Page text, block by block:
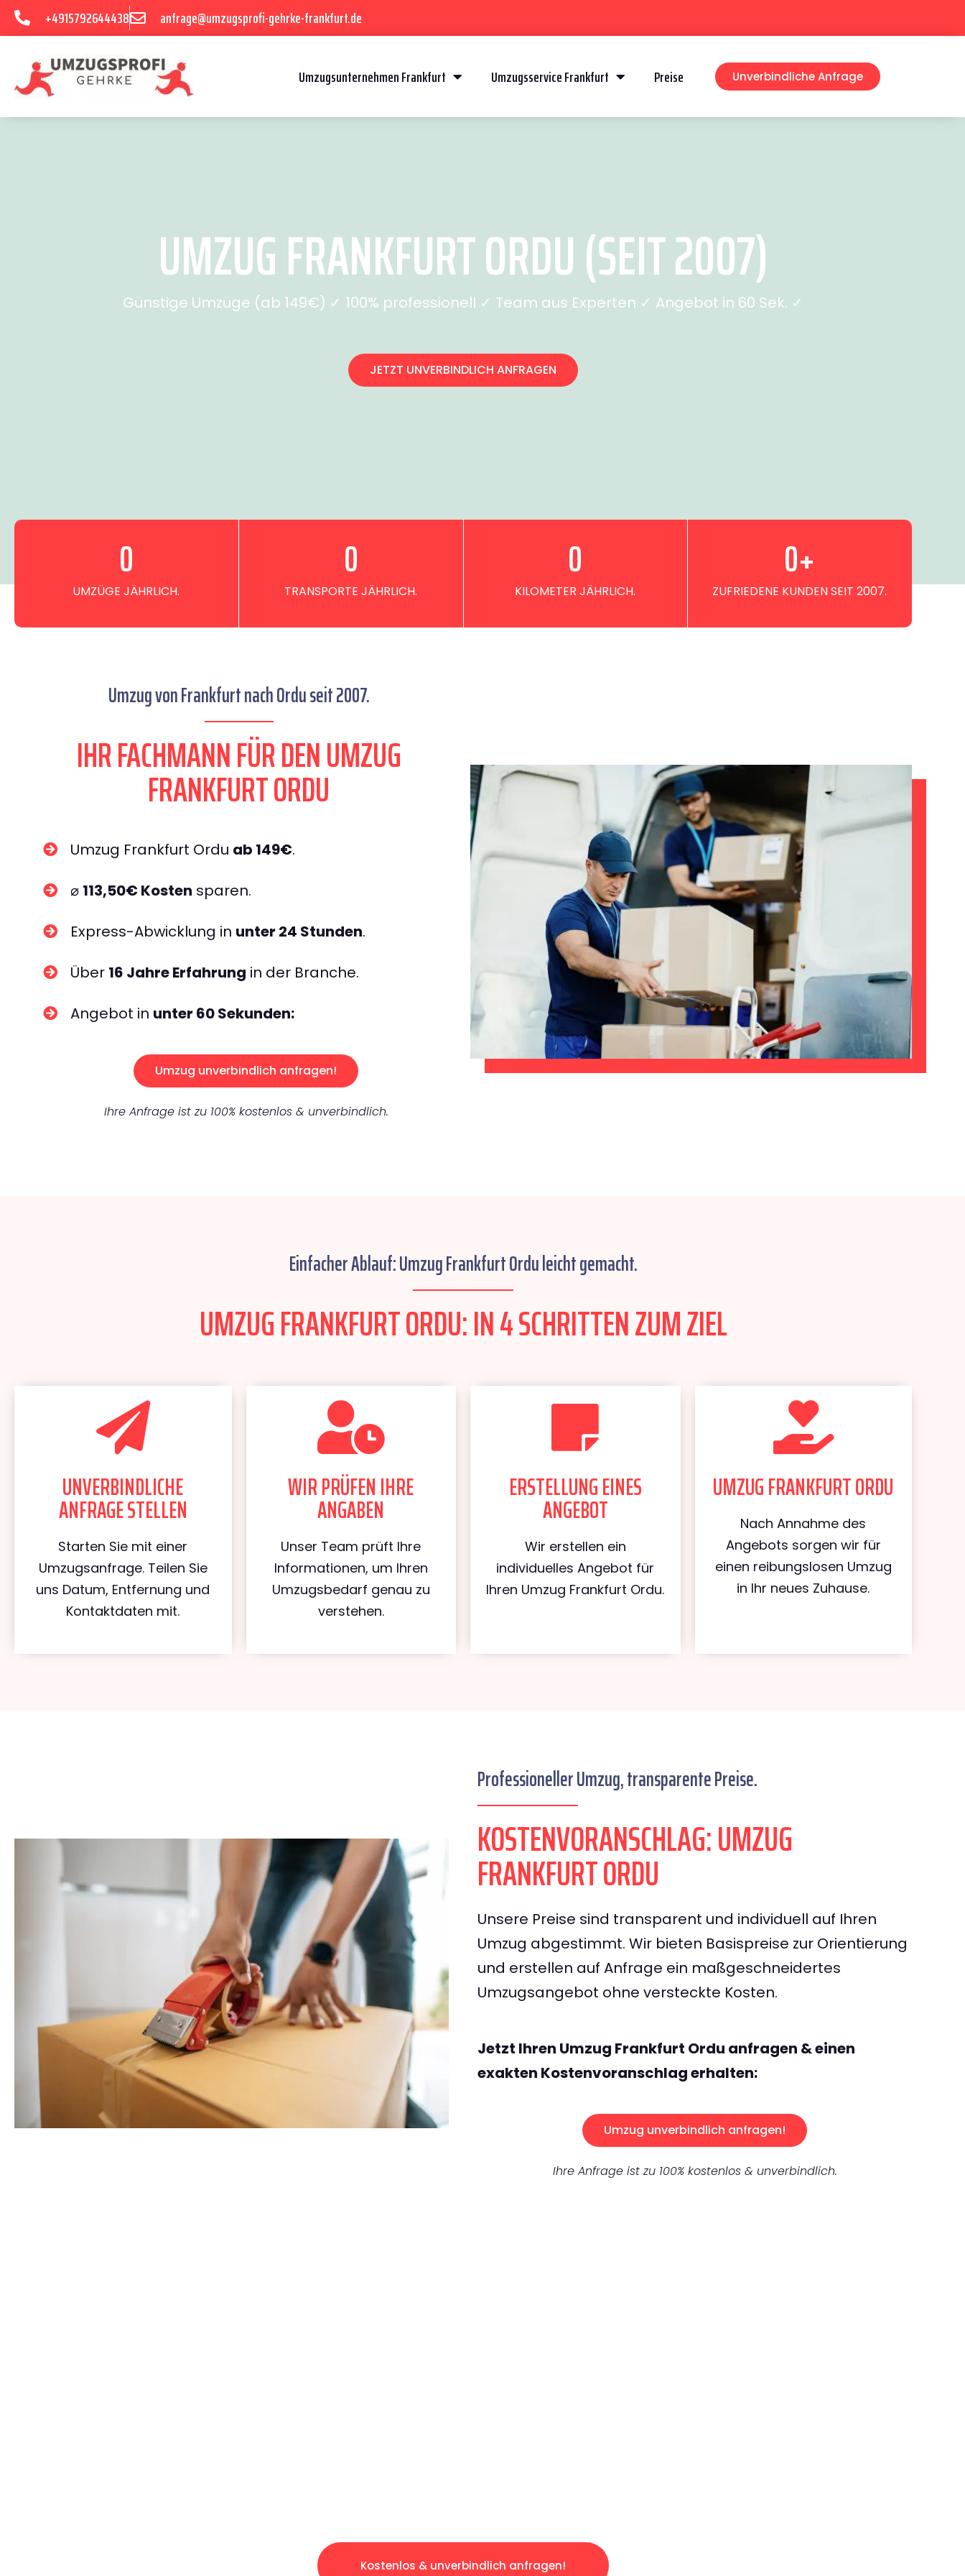
+4915792644438 anfrage@umzugsprofi-gehrke-frankfurt.de
Umzugsunternehmen Frankfurt Umzugsservice Frankfurt Preise Unverbindliche Anfrage
UMZUG FRANKFURT ORDU (SEIT 2007)
Günstige Umzüge (ab 149€) ✓ 100% professionell ✓ Team aus Experten ✓ Angebot in 60 Sek. ✓
JETZT UNVERBINDLICH ANFRAGEN
UMZÜGE JÄHRLICH.
0
TRANSPORTE JÄHRLICH.
0
KILOMETER JÄHRLICH.
0
ZUFRIEDENE KUNDEN SEIT 2007.
0+
Umzug von Frankfurt nach Ordu seit 2007.
IHR FACHMANN FÜR DEN UMZUG
FRANKFURT ORDU
Umzug Frankfurt Ordu ab 149€.
⌀ 113,50€ Kosten sparen.
Express-Abwicklung in unter 24 Stunden.
Über 16 Jahre Erfahrung in der Branche.
Angebot in unter 60 Sekunden:
Umzug unverbindlich anfragen!
Ihre Anfrage ist zu 100% kostenlos & unverbindlich.
Einfacher Ablauf: Umzug Frankfurt Ordu leicht gemacht.
UMZUG FRANKFURT ORDU: IN 4 SCHRITTEN ZUM ZIEL
UNVERBINDLICHE
ANFRAGE STELLEN
Starten Sie mit einer
Umzugsanfrage. Teilen Sie
uns Datum, Entfernung und
Kontaktdaten mit.
WIR PRÜFEN IHRE
ANGABEN
Unser Team prüft Ihre
Informationen, um Ihren
Umzugsbedarf genau zu
verstehen.
ERSTELLUNG EINES
ANGEBOT
Wir erstellen ein
individuelles Angebot für
Ihren Umzug Frankfurt Ordu.
UMZUG FRANKFURT ORDU
Nach Annahme des
Angebots sorgen wir für
einen reibungslosen Umzug
in Ihr neues Zuhause.
Professioneller Umzug, transparente Preise.
KOSTENVORANSCHLAG: UMZUG
FRANKFURT ORDU
Unsere Preise sind transparent und individuell auf Ihren
Umzug abgestimmt. Wir bieten Basispreise zur Orientierung
und erstellen auf Anfrage ein maßgeschneidertes
Umzugsangebot ohne versteckte Kosten.
Jetzt Ihren Umzug Frankfurt Ordu anfragen & einen
exakten Kostenvoranschlag erhalten:
Umzug unverbindlich anfragen!
Ihre Anfrage ist zu 100% kostenlos & unverbindlich.
Kostenlos & unverbindlich anfragen!